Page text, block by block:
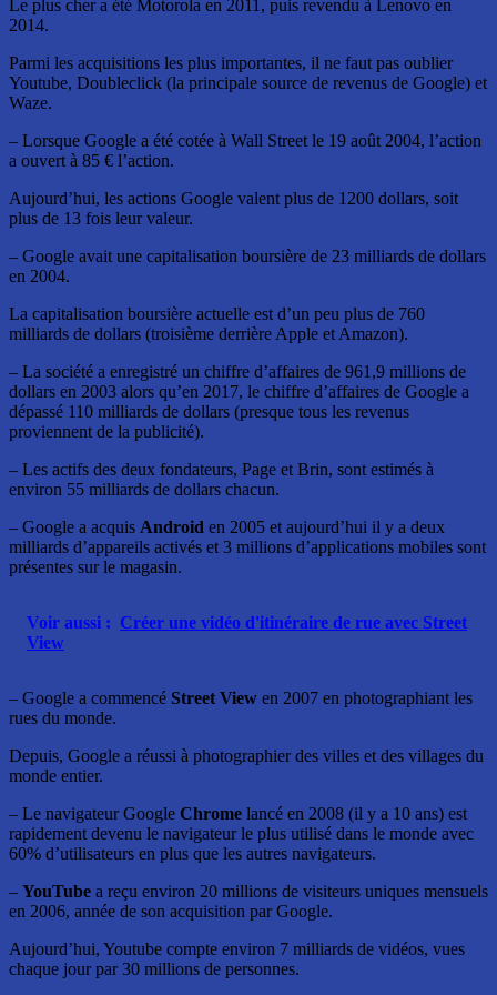
Le plus cher a été Motorola en 2011, puis revendu à Lenovo en
2014.
Parmi les acquisitions les plus importantes, il ne faut pas oublier
Youtube, Doubleclick (la principale source de revenus de Google) et
Waze.
– Lorsque Google a été cotée à Wall Street le 19 août 2004, l’action
a ouvert à 85 € l’action.
Aujourd’hui, les actions Google valent plus de 1200 dollars, soit
plus de 13 fois leur valeur.
– Google avait une capitalisation boursière de 23 milliards de dollars
en 2004.
La capitalisation boursière actuelle est d’un peu plus de 760
milliards de dollars (troisième derrière Apple et Amazon).
– La société a enregistré un chiffre d’affaires de 961,9 millions de
dollars en 2003 alors qu’en 2017, le chiffre d’affaires de Google a
dépassé 110 milliards de dollars (presque tous les revenus
proviennent de la publicité).
– Les actifs des deux fondateurs, Page et Brin, sont estimés à
environ 55 milliards de dollars chacun.
– Google a acquis Android en 2005 et aujourd’hui il y a deux
milliards d’appareils activés et 3 millions d’applications mobiles sont
présentes sur le magasin.
Voir aussi : Créer une vidéo d'itinéraire de rue avec Street
View
– Google a commencé Street View en 2007 en photographiant les
rues du monde.
Depuis, Google a réussi à photographier des villes et des villages du
monde entier.
– Le navigateur Google Chrome lancé en 2008 (il y a 10 ans) est
rapidement devenu le navigateur le plus utilisé dans le monde avec
60% d’utilisateurs en plus que les autres navigateurs.
– YouTube a reçu environ 20 millions de visiteurs uniques mensuels
en 2006, année de son acquisition par Google.
Aujourd’hui, Youtube compte environ 7 milliards de vidéos, vues
chaque jour par 30 millions de personnes.